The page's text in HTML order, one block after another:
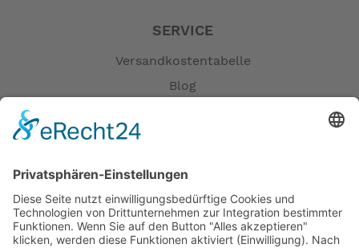
SERVICE
Versandkostentabelle
Blog
Öffnungszeiten
Versandpartner
Verfügbarkeiten